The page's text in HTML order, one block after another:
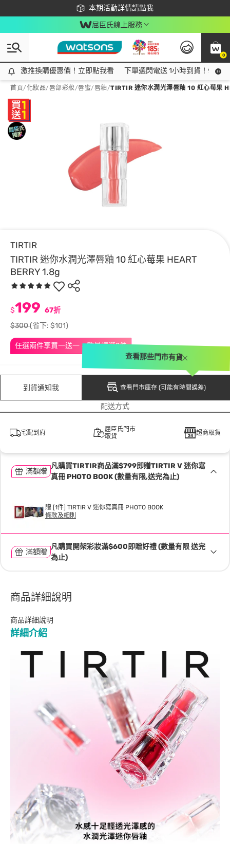
本期活動詳情請點我
下載app最高回饋$350
屈臣氏線上服務
0
激推換購優惠價！立即點我看
激推換購優惠價！立即點我看 下單選閃電送 1小時到貨！領神
首頁/化妝品/唇部彩妝/唇蜜/唇釉/TIRTIR 迷你水潤光澤唇釉 10 紅心莓果
TIRTIR
TIRTIR 迷你水潤光澤唇釉 10 紅心莓果 HEART
BERRY 1.8g
任選兩件享買一送一，數量請選2件
$199 67折
$300(省下: $101)
到貨通知我 查看門市庫存 (可能有時間誤差)
查看那些門市有貨
配送方式
宅配到府
屈臣氏門市
取貨
超商取貨
滿額贈
凡購買TIRTIR商品滿$799即贈TIRTIR V 迷你寫
真冊 PHOTO BOOK (數量有限,送完為止)
贈 [1件] TIRTIR V 迷你寫真冊 PHOTO BOOK
條款及細則
滿額贈
凡購買開架彩妝滿$600即贈好禮 (數量有限 送完
為止)
商品詳細說明
商品詳細說明
詳細介紹